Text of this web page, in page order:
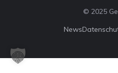
© 2025
News